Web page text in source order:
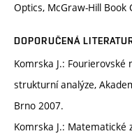
Optics, McGraw-Hill Book
DOPORUČENÁ
Komrska J.:
strukturní analýze,
Brno 2007.
Komrska J.: